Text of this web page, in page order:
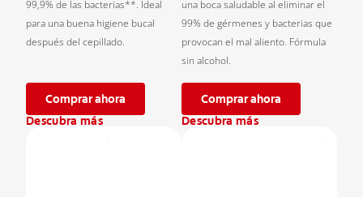
99,9% de las bacterias**. Ideal
para una buena higiene bucal
después del cepillado.
Comprar ahora
Descubra más
una boca saludable al eliminar el
99% de gérmenes y bacterias que
provocan el mal aliento. Fórmula
sin alcohol.
Comprar ahora
Descubra más